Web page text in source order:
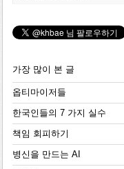
가장 많이 본 글
옵티마이저들
한국인들의 7 가지 실수
책임 회피하기
병신을 만드는 AI